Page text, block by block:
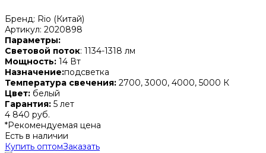
Бренд: Rio (Китай)
Артикул: 2020898
Параметры:
Световой поток: 1134-1318 лм
Мощность: 14 Вт
Назначение:подсветка
Температура свечения: 2700, 3000, 4000, 5000 К
Цвет: белый
Гарантия: 5 лет
4 840 руб.
*Рекомендуемая цена
Есть в наличии
Купить оптомЗаказать